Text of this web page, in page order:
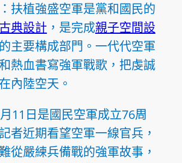
扶植強盛空軍是黨和國民的
典設計 ，是完成親子空間設
主要構成部門。一代代空軍
熱血書寫強軍戰歌，把虔誠
內陸空天。
11日是國民空軍成立76周
者近期看望空軍一線官兵，
從嚴練兵備戰的強軍故事，